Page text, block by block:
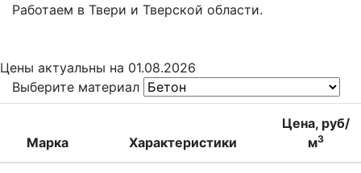
Работаем в Твери и Тверской области.
Цены актуальны на 01.08.2026
Выберите материал
Марка Характеристики
Цена, руб/
м3